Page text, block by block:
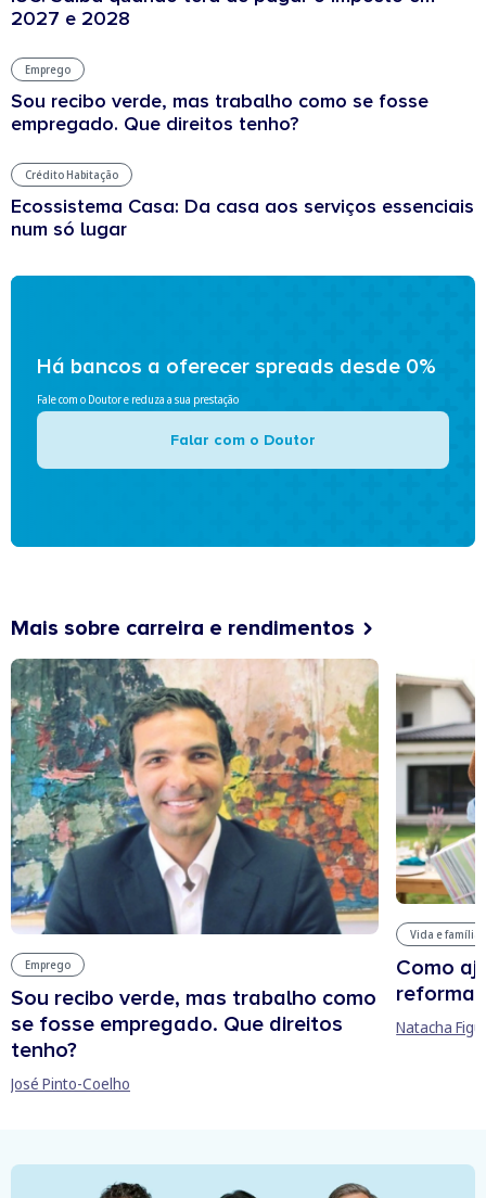
2027 e 2028
Emprego
Sou recibo verde, mas trabalho como se fosse
empregado. Que direitos tenho?
Crédito Habitação
Ecossistema Casa: Da casa aos serviços essenciais
num só lugar
Há bancos a oferecer spreads desde 0%
Fale com o Doutor e reduza a sua prestação
Falar com o Doutor
Mais sobre carreira e rendimentos
Emprego
Sou recibo verde, mas trabalho como
se fosse empregado. Que direitos
tenho?
José Pinto-Coelho
Vida e família
Como
reforma
Natacha